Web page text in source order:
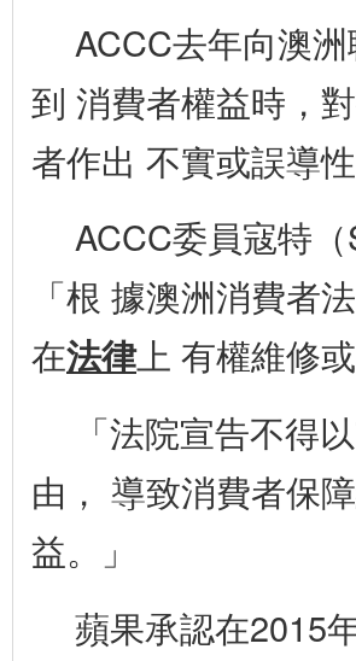
ACCC去年向澳
到 消費者權益時，
者作出 不實或誤導性
ACCC委員寇特
「根 據澳洲消費者
在法律上 有權維修
「法院宣告不得
由， 導致消費者保
益。」
蘋果承認在2015